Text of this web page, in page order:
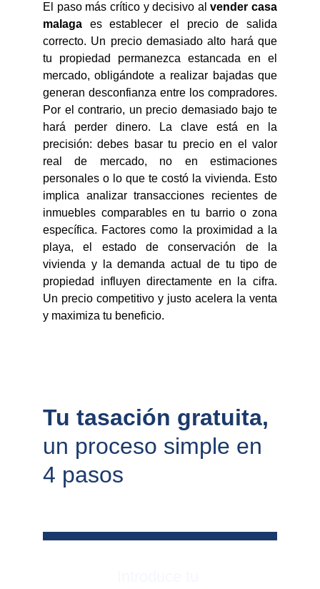
El paso más crítico y decisivo alvender casa
malaga es establecer el precio de salida
correcto. Un precio demasiado alto hará que
tu propiedad permanezca estancada en el
mercado, obligándote a realizar bajadas que
generan desconfianza entre los compradores.
Por el contrario, un precio demasiado bajo te
hará perder dinero. La clave está en la
precisión: debes basar tu precio en el valor
real de mercado, no en estimaciones
personales o lo que te costó la vivienda. Esto
implica analizar transacciones recientes de
inmuebles comparables en tu barrio o zona
específica. Factores como la proximidad a la
playa, el estado de conservación de la
vivienda y la demanda actual de tu tipo de
propiedad influyen directamente en la cifra.
Un precio competitivo y justo acelera la venta
y maximiza tu beneficio.
Tu tasación gratuita,
un proceso simple en
4 pasos